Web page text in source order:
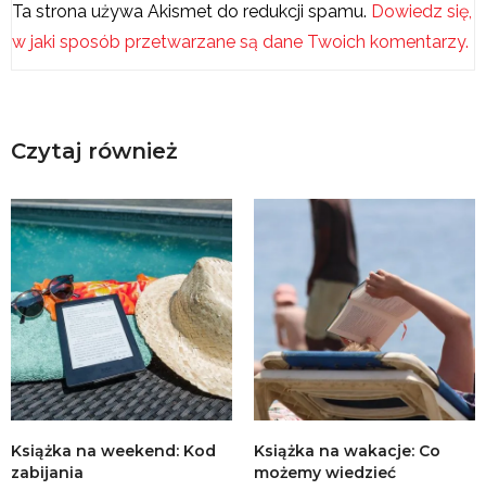
Ta strona używa Akismet do redukcji spamu. Dowiedz się,
w jaki sposób przetwarzane są dane Twoich komentarzy.
Czytaj również
Książka na weekend: Kod
zabijania
Książka na wakacje: Co
możemy wiedzieć